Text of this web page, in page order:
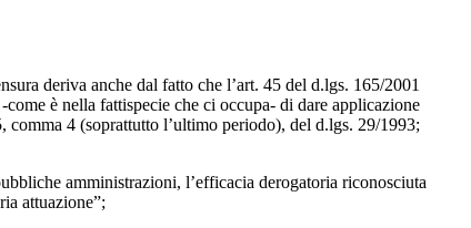
deriva anche dal fatto che l’art. 45 del d.lgs. 165/2001
è nella fattispecie che ci occupa- di dare applicazione
comma 4 (soprattutto l’ultimo periodo), del d.lgs. 29/1993;
amministrazioni, l’efficacia derogatoria riconosciuta
attuazione”;